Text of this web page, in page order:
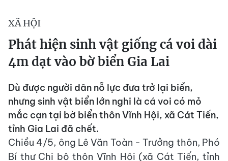
XÃ HỘI
Phát hiện sinh vật giống cá voi dài
4m dạt vào bờ biển Gia Lai
Dù được người dân nỗ lực đưa trở lại biển,
nhưng sinh vật biển lớn nghi là cá voi có mỏ
mắc cạn tại bờ biển thôn Vĩnh Hội, xã Cát Tiến,
tỉnh Gia Lai đã chết.
Chiều 4/5, ông Lê Văn Toàn - Trưởng thôn, Phó
Bí thư Chi bộ thôn Vĩnh Hội (xã Cát Tiến, tỉnh